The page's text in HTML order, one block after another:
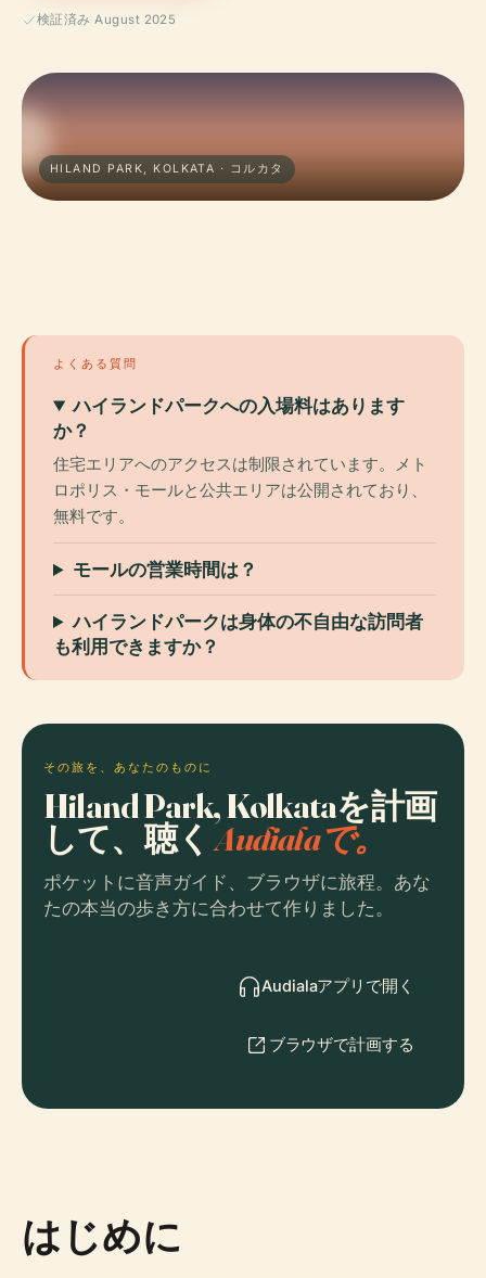
検証済み August 2025
HILAND PARK, KOLKATA · コルカタ
よくある質問
ハイランドパークへの入場料はあります
か？
住宅エリアへのアクセスは制限されています。メト
ロポリス・モールと公共エリアは公開されており、
無料です。
モールの営業時間は？
ハイランドパークは身体の不自由な訪問者
も利用できますか？
その旅を、あなたのものに
Hiland Park, Kolkataを計画
して、聴くAudialaで。
ポケットに音声ガイド、ブラウザに旅程。あな
たの本当の歩き方に合わせて作りました。
Audialaアプリで開く
ブラウザで計画する
はじめに